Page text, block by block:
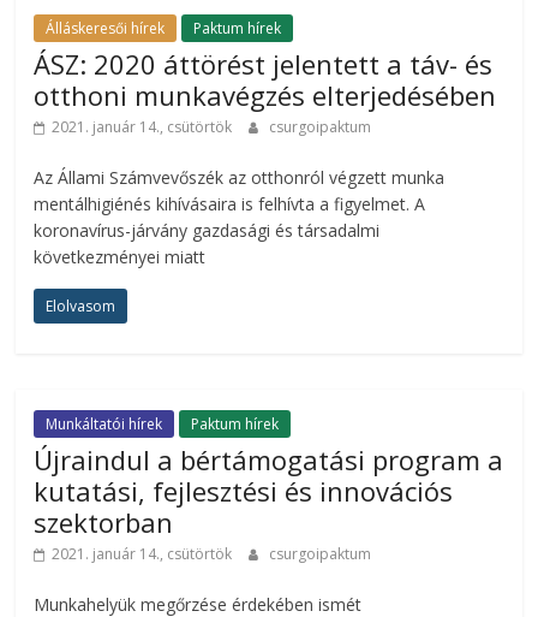
Álláskeresői hírek Paktum hírek
ÁSZ: 2020 áttörést jelentett a táv- és
otthoni munkavégzés elterjedésében
2021. január 14., csütörtök csurgoipaktum
Az Állami Számvevőszék az otthonról végzett munka
mentálhigiénés kihívásaira is felhívta a figyelmet. A
koronavírus-járvány gazdasági és társadalmi
következményei miatt
Elolvasom
Munkáltatói hírek Paktum hírek
Újraindul a bértámogatási program a
kutatási, fejlesztési és innovációs
szektorban
2021. január 14., csütörtök csurgoipaktum
Munkahelyük megőrzése érdekében ismét